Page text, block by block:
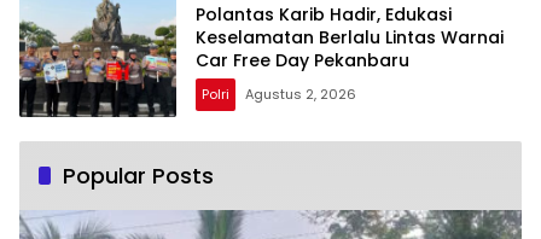
Polantas Karib Hadir, Edukasi
Keselamatan Berlalu Lintas Warnai
Car Free Day Pekanbaru
Polri Agustus 2, 2026
Popular Posts